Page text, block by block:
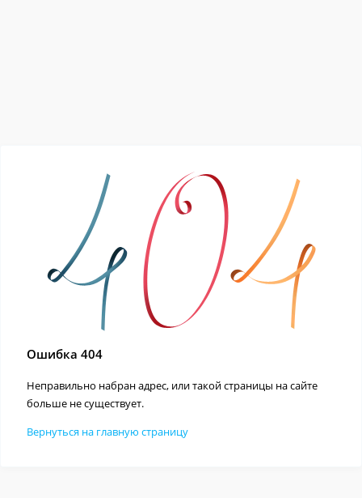
Ошибка 404
Неправильно набран адрес, или такой страницы на сайте
больше не существует.
Вернуться на главную страницу